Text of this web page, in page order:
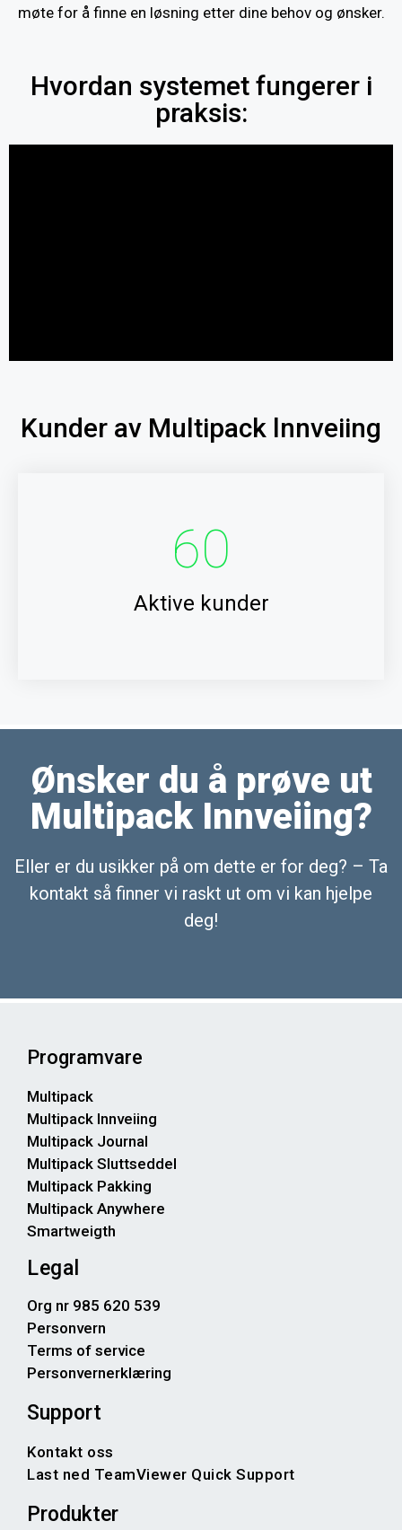
møte for å finne en løsning etter dine behov og ønsker.
Hvordan systemet fungerer i
praksis:
Kunder av Multipack lnnveiing
60
Aktive kunder
Ønsker du å prøve ut
Multipack Innveiing?
Eller er du usikker på om dette er for deg? – Ta
kontakt så finner vi raskt ut om vi kan hjelpe
deg!
Programvare
Multipack
Multipack Innveiing
Multipack Journal
Multipack Sluttseddel
Multipack Pakking
Multipack Anywhere
Smartweigth
Legal
Org nr 985 620 539
Personvern
Terms of service
Personvernerklæring
Support
Kontakt oss
Last ned TeamViewer Quick Support
Produkter